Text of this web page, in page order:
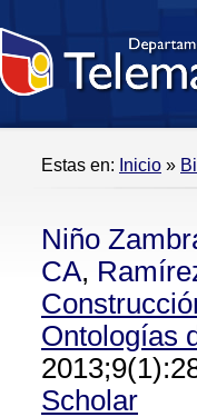
Estas en: Inicio »
Niño
CA,
Ontologías
Scholar